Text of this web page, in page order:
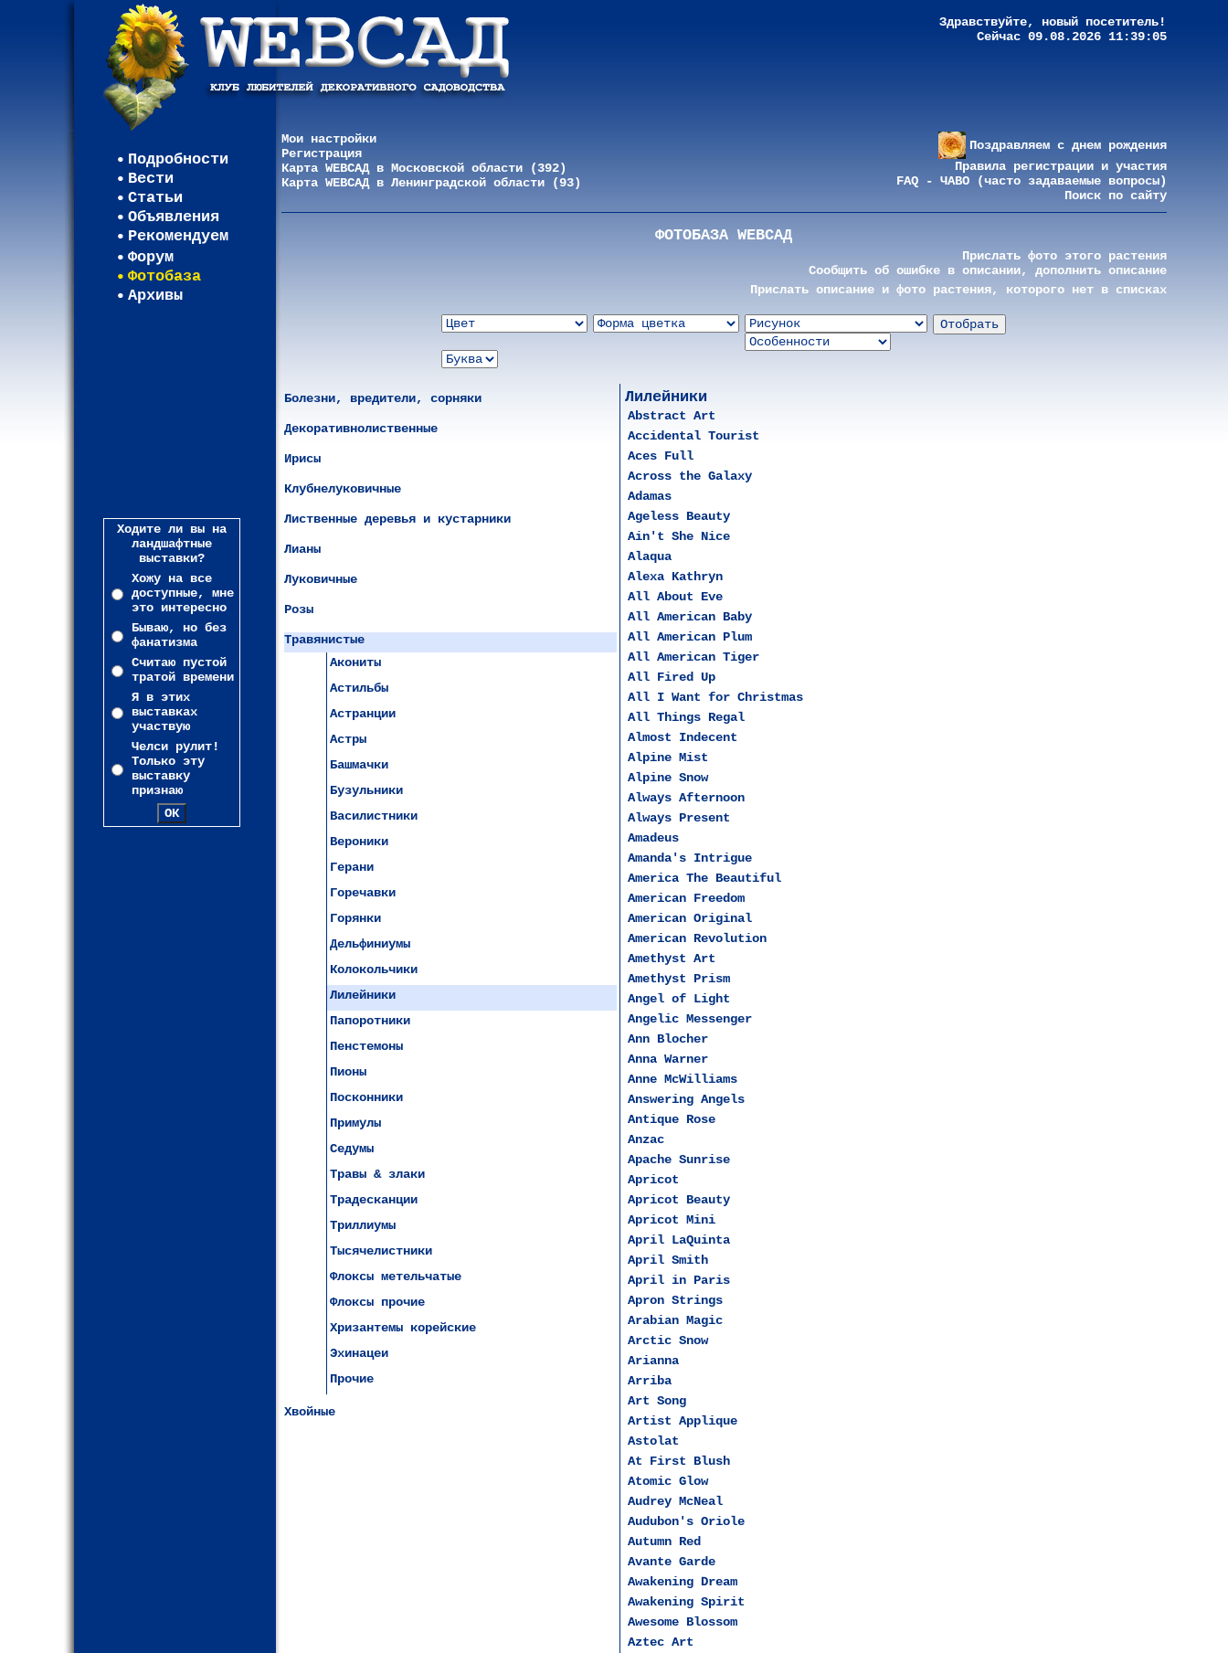
Здравствуйте, новый посетитель!
Сейчас 09.08.2026 11:39:05
Подробности
Вести
Статьи
Объявления
Рекомендуем
Форум
Фотобаза
Архивы
Ходите ли вы на
ландшафтные
выставки?
Хожу на все
доступные, мне
это интересно
Бываю, но без
фанатизма
Считаю пустой
тратой времени
Я в этих
выставках
участвую
Челси рулит!
Только эту
выставку
признаю
Мои настройки
Регистрация
Карта WEBСАД в Московской области (392)
Карта WEBСАД в Ленинградской области (93)
Поздравляем с днем рождения
Правила регистрации и участия
FAQ - ЧАВО (часто задаваемые вопросы)
Поиск по сайту
ФОТОБАЗА WEBСАД
Прислать фото этого растения
Сообщить об ошибке в описании, дополнить описание
Прислать описание и фото растения, которого нет в списках
Болезни, вредители, сорняки
Декоративнолиственные
Ирисы
Клубнелуковичные
Лиственные деревья и кустарники
Лианы
Луковичные
Розы
Травянистые
Акониты
Астильбы
Астранции
Астры
Башмачки
Бузульники
Василистники
Вероники
Герани
Горечавки
Горянки
Дельфиниумы
Колокольчики
Лилейники
Папоротники
Пенстемоны
Пионы
Посконники
Примулы
Седумы
Травы & злаки
Традесканции
Триллиумы
Тысячелистники
Флоксы метельчатые
Флоксы прочие
Хризантемы корейские
Эхинацеи
Прочие
Хвойные
Лилейники
Abstract Art
Accidental Tourist
Aces Full
Across the Galaxy
Adamas
Ageless Beauty
Ain't She Nice
Alaqua
Alexa Kathryn
All About Eve
All American Baby
All American Plum
All American Tiger
All Fired Up
All I Want for Christmas
All Things Regal
Almost Indecent
Alpine Mist
Alpine Snow
Always Afternoon
Always Present
Amadeus
Amanda's Intrigue
America The Beautiful
American Freedom
American Original
American Revolution
Amethyst Art
Amethyst Prism
Angel of Light
Angelic Messenger
Ann Blocher
Anna Warner
Anne McWilliams
Answering Angels
Antique Rose
Anzac
Apache Sunrise
Apricot
Apricot Beauty
Apricot Mini
April LaQuinta
April Smith
April in Paris
Apron Strings
Arabian Magic
Arctic Snow
Arianna
Arriba
Art Song
Artist Applique
Astolat
At First Blush
Atomic Glow
Audrey McNeal
Audubon's Oriole
Autumn Red
Avante Garde
Awakening Dream
Awakening Spirit
Awesome Blossom
Aztec Art